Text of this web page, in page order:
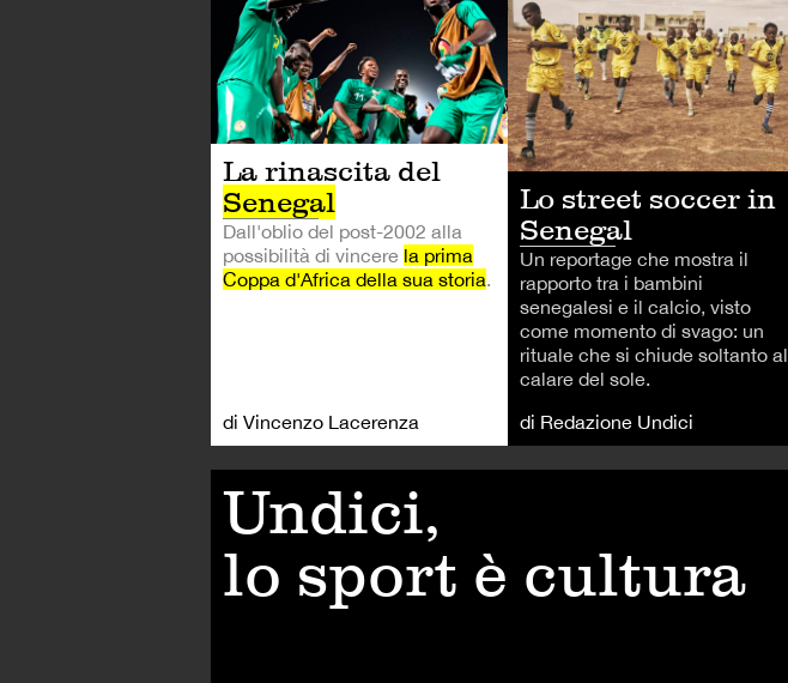
La rinascita del
Senegal
Dall'oblio del post-2002 alla
possibilità di vincere la prima
Coppa d'Africa della sua storia
di Vincenzo Lacerenza
Lo street soccer in
Senegal
Un reportage che mostra il
rapporto tra i bambini
senegalesi e il calcio, visto
come momento di svago: un
rituale che si chiude soltanto al
calare del sole.
di Redazione Undici
Undici,
lo sport è cultura